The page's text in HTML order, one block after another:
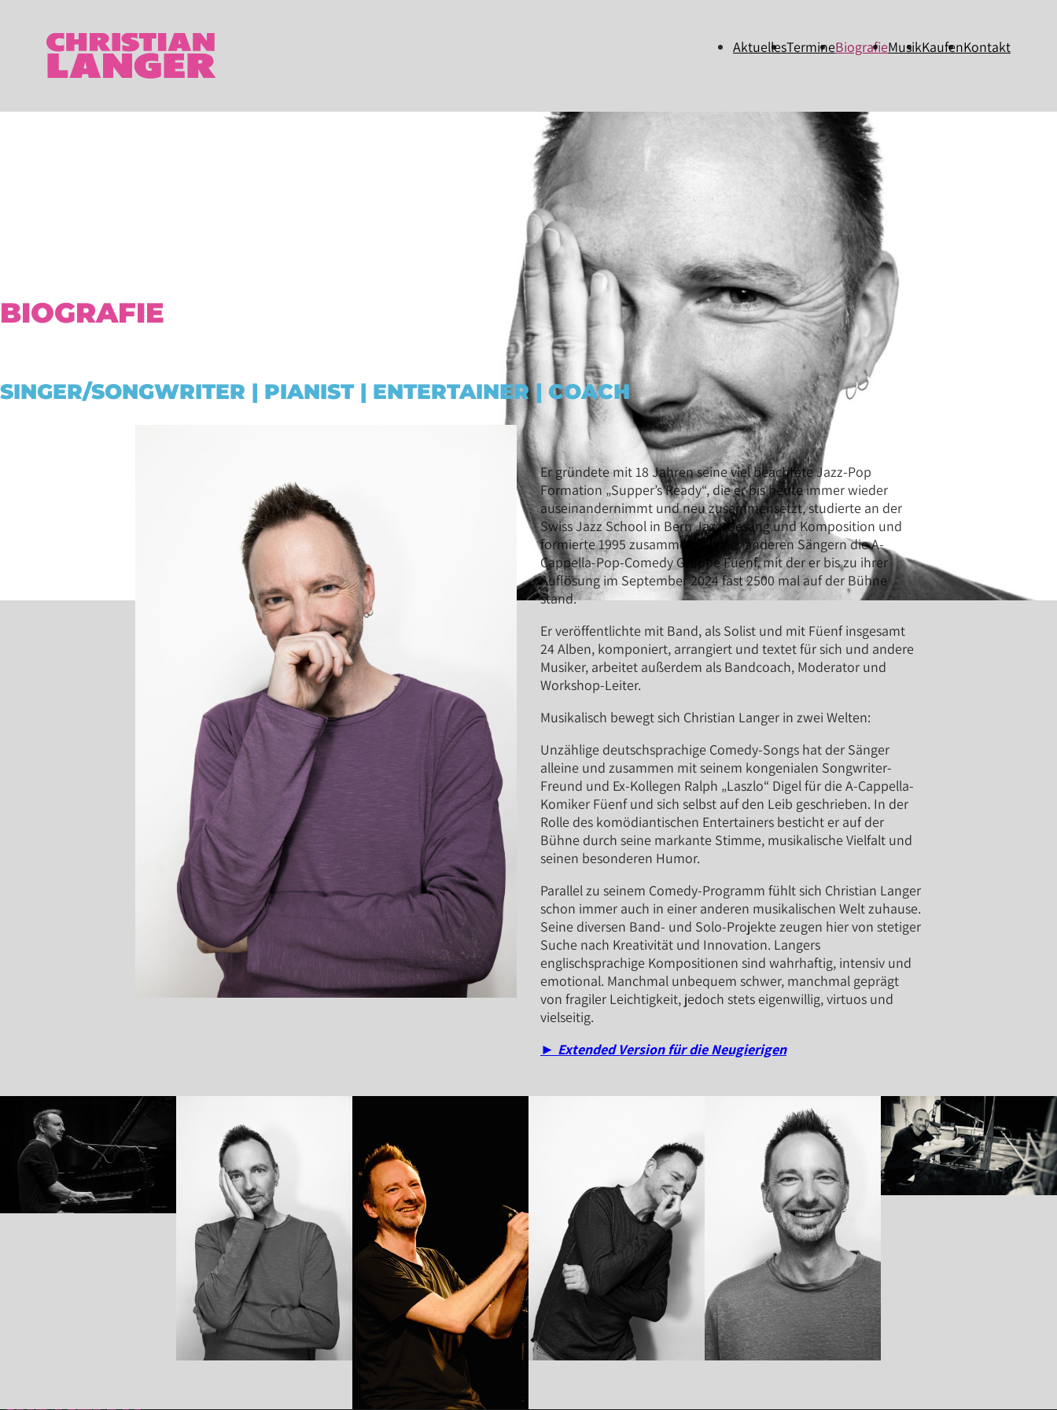
AktuellesTermineBiografieMusikKaufenKontakt
BIOGRAFIE
SINGER/SONGWRITER | PIANIST | ENTERTAINER | COACH
Er gründete mit 18 Jahren seine viel beachtete Jazz-Pop
Formation „Supper’s Ready“, die er bis heute immer wieder
auseinandernimmt und neu zusammensetzt, studierte an der
Swiss Jazz School in Bern Jazz-Gesang und Komposition und
formierte 1995 zusammen mit vier anderen Sängern die A-
Cappella-Pop-Comedy Gruppe Füenf, mit der er bis zu ihrer
Auflösung im September 2024 fast 2500 mal auf der Bühne
stand.
Er veröffentlichte mit Band, als Solist und mit Füenf insgesamt
24 Alben, komponiert, arrangiert und textet für sich und andere
Musiker, arbeitet außerdem als Bandcoach, Moderator und
Workshop-Leiter.
Musikalisch bewegt sich Christian Langer in zwei Welten:
Unzählige deutschsprachige Comedy-Songs hat der Sänger
alleine und zusammen mit seinem kongenialen Songwriter-
Freund und Ex-Kollegen Ralph „Laszlo“ Digel für die A-Cappella-
Komiker Füenf und sich selbst auf den Leib geschrieben. In der
Rolle des komödiantischen Entertainers besticht er auf der
Bühne durch seine markante Stimme, musikalische Vielfalt und
seinen besonderen Humor.
Parallel zu seinem Comedy-Programm fühlt sich Christian Langer
schon immer auch in einer anderen musikalischen Welt zuhause.
Seine diversen Band- und Solo-Projekte zeugen hier von stetiger
Suche nach Kreativität und Innovation. Langers
englischsprachige Kompositionen sind wahrhaftig, intensiv und
emotional. Manchmal unbequem schwer, manchmal geprägt
von fragiler Leichtigkeit, jedoch stets eigenwillig, virtuos und
vielseitig.
► Extended Version für die Neugierigen